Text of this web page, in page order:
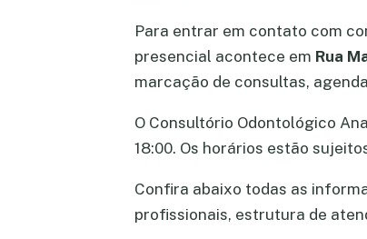
Para entrar em contato com
presencial acontece em Rua
marcação de consultas,
O Consultório Odontológico
18:00. Os horários estão
Confira abaixo todas as
profissionais, estrutura de